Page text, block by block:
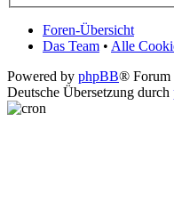
Foren-Übersicht
Das Team • Alle
Powered by phpBB® Forum
Deutsche Übersetzung durch